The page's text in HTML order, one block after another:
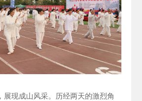
现成山风采。历经两天的激烈角